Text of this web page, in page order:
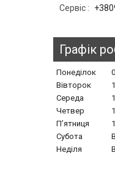
Сервіс
Графік
Понеділок
Вівторок
Середа
Четвер
Пʼятниця
Субота
Неділя